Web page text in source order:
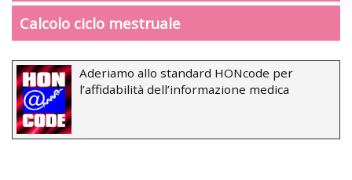
Calcolo ciclo mestruale
Aderiamo allo standard HONcode per
l’affidabilità dell’informazione medica